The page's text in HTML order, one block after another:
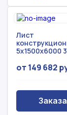
Лист
5х1500х6000
от 149 682
точный
нашим